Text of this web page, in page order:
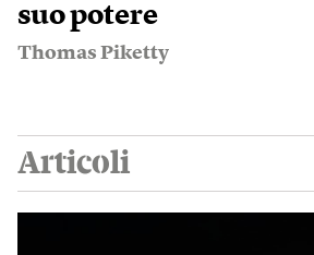
suo potere
Thomas Piketty
Articoli